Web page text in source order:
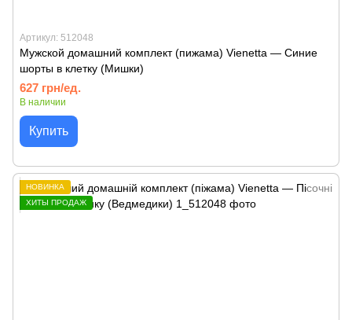
Артикул: 512048
Мужской домашний комплект (пижама) Vienetta — Синие
шорты в клетку (Мишки)
627 грн/ед.
В наличии
Купить
НОВИНКА
ХИТЫ ПРОДАЖ